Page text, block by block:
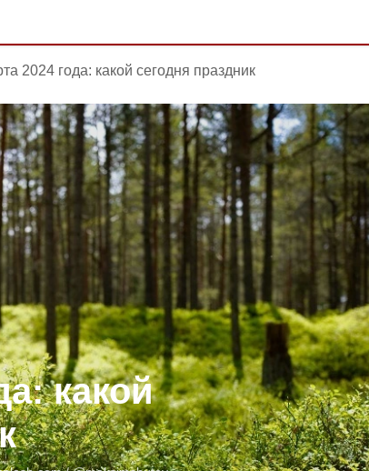
2024 года: какой сегодня праздник
какой